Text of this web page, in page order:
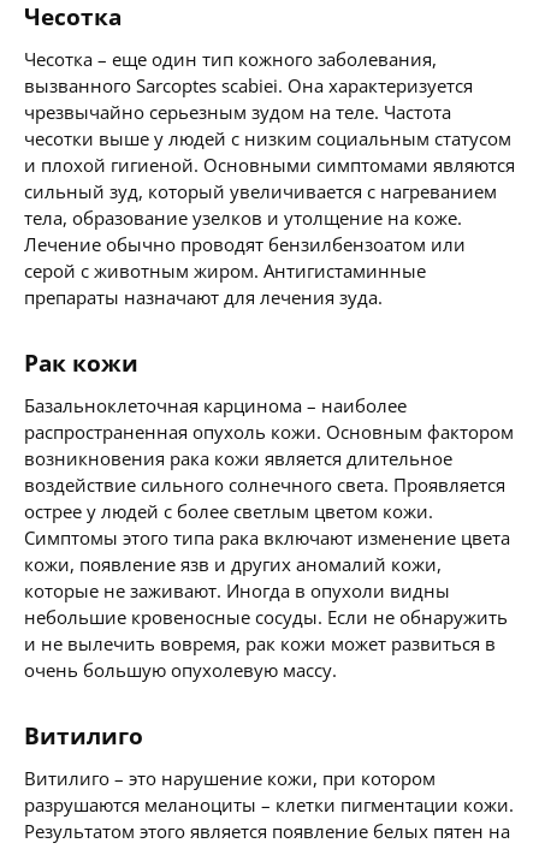
Чесотка
Чесотка – еще один тип кожного заболевания,
вызванного Sarcoptes scabiei. Она характеризуется
чрезвычайно серьезным зудом на теле. Частота
чесотки выше у людей с низким социальным статусом
и плохой гигиеной. Основными симптомами являются
сильный зуд, который увеличивается с нагреванием
тела, образование узелков и утолщение на коже.
Лечение обычно проводят бензилбензоатом или
серой с животным жиром. Антигистаминные
препараты назначают для лечения зуда.
Рак кожи
Базальноклеточная карцинома – наиболее
распространенная опухоль кожи. Основным фактором
возникновения рака кожи является длительное
воздействие сильного солнечного света. Проявляется
острее у людей с более светлым цветом кожи.
Симптомы этого типа рака включают изменение цвета
кожи, появление язв и других аномалий кожи,
которые не заживают. Иногда в опухоли видны
небольшие кровеносные сосуды. Если не обнаружить
и не вылечить вовремя, рак кожи может развиться в
очень большую опухолевую массу.
Витилиго
Витилиго – это нарушение кожи, при котором
разрушаются меланоциты – клетки пигментации кожи.
Результатом этого является появление белых пятен на